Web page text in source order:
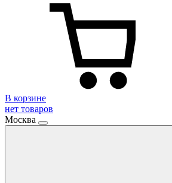
В корзине
нет товаров
Москва